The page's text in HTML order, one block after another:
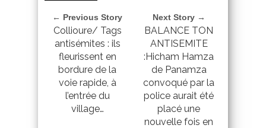
← Previous Story
Collioure/ Tags
antisémites : ils
fleurissent en
bordure de la
voie rapide, à
l’entrée du
village…
Next Story →
BALANCE TON
ANTISEMITE
:Hicham Hamza
de Panamza
convoqué par la
police aurait été
placé une
nouvelle fois en